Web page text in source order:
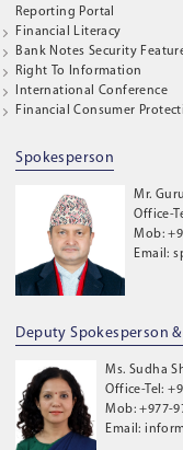
Reporting Portal
Financial Literacy
Bank Notes Security
Right To Information
International Conference
Financial Consumer
Spokesperson
Mr.
Office-
Mob:
Email:
Deputy Spokesperson
Ms. Sudha
Office-Tel:
Mob: +977-
Email: